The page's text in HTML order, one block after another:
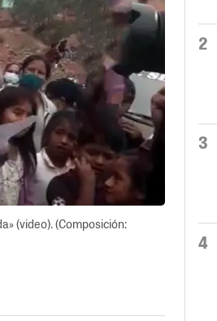
(video). (Composición: